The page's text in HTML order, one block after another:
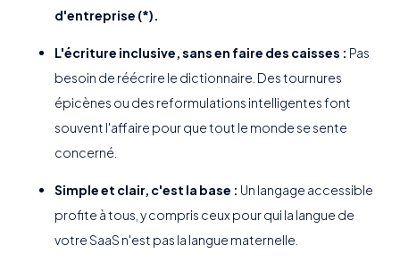
d'entreprise (*).
L'écriture inclusive, sans en faire des caisses : Pas
besoin de réécrire le dictionnaire. Des tournures
épicènes ou des reformulations intelligentes font
souvent l'affaire pour que tout le monde se sente
concerné.
Simple et clair, c'est la base : Un langage accessible
profite à tous, y compris ceux pour qui la langue de
votre SaaS n'est pas la langue maternelle.